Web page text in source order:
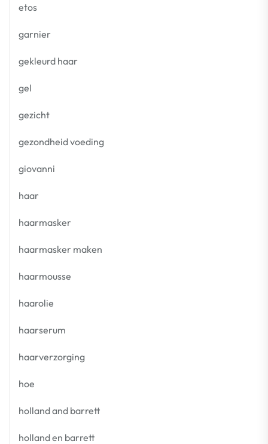
etos
garnier
gekleurd haar
gel
gezicht
gezondheid voeding
giovanni
haar
haarmasker
haarmasker maken
haarmousse
haarolie
haarserum
haarverzorging
hoe
holland and barrett
holland en barrett